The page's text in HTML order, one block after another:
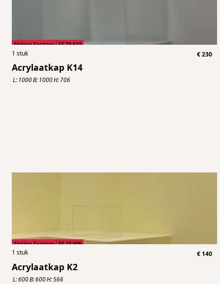
Fiction Factory FF.23.613
1 stuk €230
Acrylaatkap K14
L: 1000B: 1000H:706
Fiction Factory FF.23.605
1 stuk € 140
Acrylaatkap K2
L:600B:600H:566